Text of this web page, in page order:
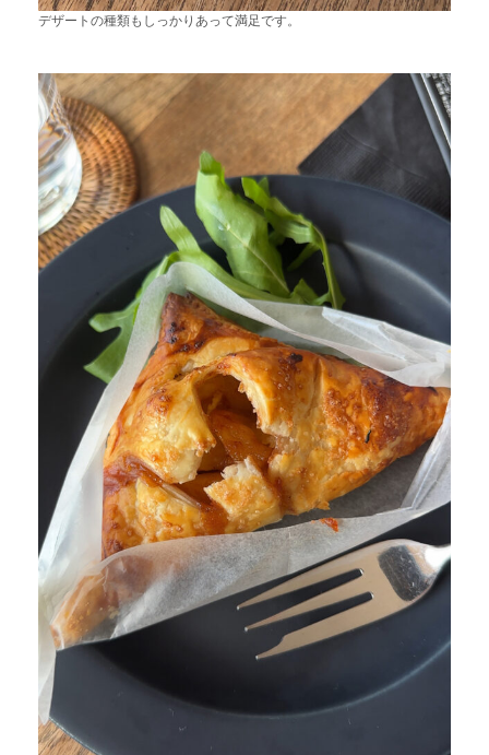
デザートの種類もしっかりあって満足です。